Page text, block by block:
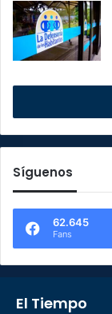
Síguenos
62.645
Fans
El Tiempo